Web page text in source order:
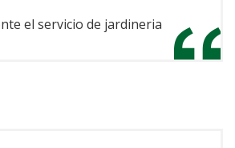
el servicio de jardineria